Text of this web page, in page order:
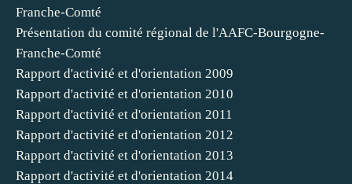
Franche-Comté
Présentation du comité régional de l'AAFC-Bourgogne-
Franche-Comté
Rapport d'activité et d'orientation 2009
Rapport d'activité et d'orientation 2010
Rapport d'activité et d'orientation 2011
Rapport d'activité et d'orientation 2012
Rapport d'activité et d'orientation 2013
Rapport d'activité et d'orientation 2014